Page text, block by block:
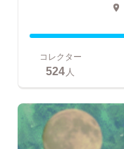
コレクター
524人